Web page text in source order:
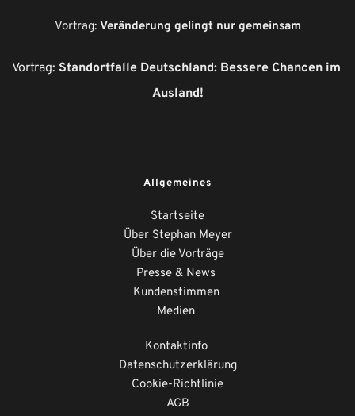
Vortrag: Veränderung gelingt nur gemeinsam
Vortrag: Standortfalle Deutschland: Bessere Chancen im
Ausland!
Allgemeines
Startseite
Über Stephan Meyer
Über die Vorträge
Presse & News
Kundenstimmen
Medien
Kontaktinfo
Datenschutzerklärung
Cookie-Richtlinie
AGB